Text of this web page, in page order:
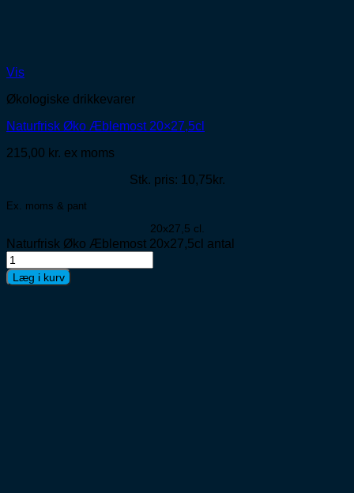
Vis
Økologiske drikkevarer
Naturfrisk Øko Æblemost 20×27,5cl
215,00 kr. ex moms
Stk. pris: 10,75kr.
Ex. moms & pant
20x27,5 cl.
Naturfrisk Øko Æblemost 20x27,5cl antal
Læg i kurv